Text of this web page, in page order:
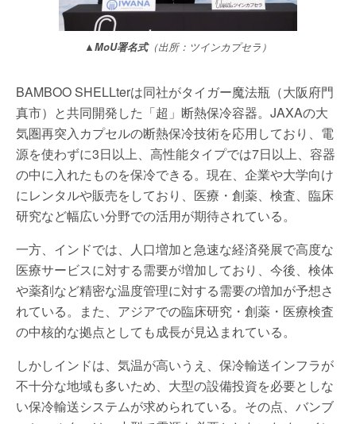
▲MoU署名式（出所：ツインカプセラ）
BAMBOO SHELLterは同社がタイガー魔法瓶（大阪府門
真市）と共同開発した「超」断熱保冷容器。JAXAの大
気圏再突入カプセルの断熱保冷技術を応用しており、電
源を使わずに3日以上、高性能タイプでは7日以上、容器
の中に入れたものを保冷できる。現在、企業や大学向け
にレンタルや販売をしており、医療・創薬、検査、臨床
研究など幅広い分野での活用が期待されている。
一方、インドでは、人口増加と急速な経済発展で高度な
医療サービスに対する需要が増加しており、今後、検体
や薬剤など精密な温度管理に対する需要の増加が予想さ
れている。また、アジアでの臨床研究・創薬・医療検査
の中核的な拠点としても成長が見込まれている。
しかしインドは、気温が高いうえ、保冷輸送インフラが
不十分な地域も多いため、大型の設備投資を必要としな
い保冷輸送システムが求められている。その点、バンブ